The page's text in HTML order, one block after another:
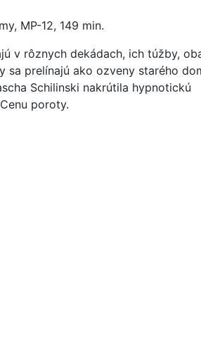
MP-12, 149 min.
v rôznych dekádach, ich túžby,
prelínajú ako ozveny starého
Schilinski nakrútila hypnotickú
poroty.